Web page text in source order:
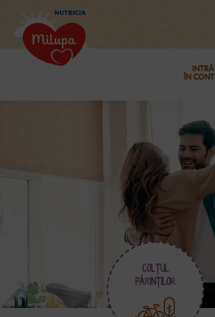
INTRĂ
ÎN CONT
COLŢUL
PĂRINŢILOR